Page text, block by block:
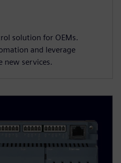
solution for OEMs.
and leverage
new services.